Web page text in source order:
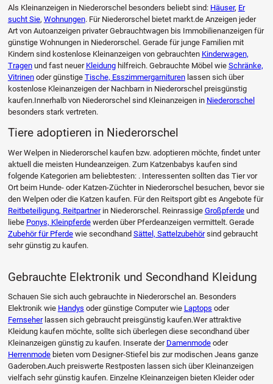
Als Kleinanzeigen in Niederorschel besonders beliebt sind: Häuser, Er
sucht Sie, Wohnungen. Für Niederorschel bietet markt.de Anzeigen jeder
Art von Autoanzeigen privater Gebrauchtwagen bis Immobilienanzeigen für
günstige Wohnungen in Niederorschel. Gerade für junge Familien mit
Kindern sind kostenlose Kleinanzeigen von gebrauchten Kinderwagen,
Tragenund fast neuer Kleidunghilfreich. Gebrauchte Möbel wie Schränke,
Vitrinenoder günstige Tische, Esszimmergarniturenlassen sich über
kostenlose Kleinanzeigen der Nachbarn in Niederorschel preisgünstig
kaufen.Innerhalb von Niederorschel sind Kleinanzeigen in Niederorschel
besonders stark vertreten.
Tiere adoptieren in Niederorschel
Wer Welpen in Niederorschel kaufen bzw. adoptieren möchte, findet unter
aktuell die meisten Hundeanzeigen. Zum Katzenbabys kaufen sind
folgende Kategorien am beliebtesten: . Interessenten sollten das Tier vor
Ort beim Hunde- oder Katzen-Züchter in Niederorschel besuchen, bevor sie
den Welpen oder die Katzen kaufen. Für den Reitsport gibt es Angebote für
Reitbeteiligung, Reitpartnerin Niederorschel. Reinrassige Großpferdeund
liebe Ponys, Kleinpferdewerden über Pferdeanzeigen vermittelt. Gerade
Zubehör für Pferdewie secondhand Sättel, Sattelzubehörsind gebraucht
sehr günstig zu kaufen.
Gebrauchte Elektronik und Secondhand Kleidung
Schauen Sie sich auch gebrauchte in Niederorschel an. Besonders
Elektronik wie Handys oder günstige Computer wie Laptops oder
Fernseherlassen sich gebraucht preisgünstig kaufen.Wer attraktive
Kleidung kaufen möchte, sollte sich überlegen diese secondhand über
Kleinanzeigen günstig zu kaufen. Inserate der Damenmodeoder
Herrenmodebieten vom Designer-Stiefel bis zur modischen Jeans ganze
Gaderoben.Auch preiswerte Restposten lassen sich über Kleinanzeigen
vielfach sehr günstig kaufen. Einzelne Kleinanzeigen bieten Kleider oder